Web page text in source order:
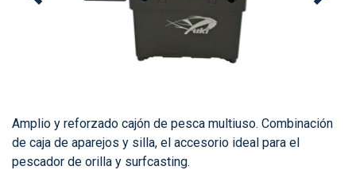
Amplio y reforzado cajón de pesca multiuso. Combinación
de caja de aparejos y silla, el accesorio ideal para el
pescador de orilla y surfcasting.